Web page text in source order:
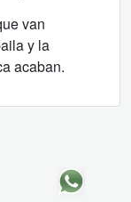
van
y la
acaban.